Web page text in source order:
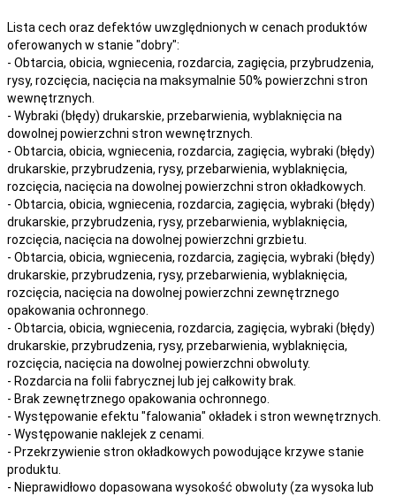
Lista cech oraz defektów uwzględnionych w cenach produktów
oferowanych w stanie "dobry":
- Obtarcia, obicia, wgniecenia, rozdarcia, zagięcia, przybrudzenia,
rysy, rozcięcia, nacięcia na maksymalnie 50% powierzchni stron
wewnętrznych.
- Wybraki (błędy) drukarskie, przebarwienia, wyblaknięcia na
dowolnej powierzchni stron wewnętrznych.
- Obtarcia, obicia, wgniecenia, rozdarcia, zagięcia, wybraki (błędy)
drukarskie, przybrudzenia, rysy, przebarwienia, wyblaknięcia,
rozcięcia, nacięcia na dowolnej powierzchni stron okładkowych.
- Obtarcia, obicia, wgniecenia, rozdarcia, zagięcia, wybraki (błędy)
drukarskie, przybrudzenia, rysy, przebarwienia, wyblaknięcia,
rozcięcia, nacięcia na dowolnej powierzchni grzbietu.
- Obtarcia, obicia, wgniecenia, rozdarcia, zagięcia, wybraki (błędy)
drukarskie, przybrudzenia, rysy, przebarwienia, wyblaknięcia,
rozcięcia, nacięcia na dowolnej powierzchni zewnętrznego
opakowania ochronnego.
- Obtarcia, obicia, wgniecenia, rozdarcia, zagięcia, wybraki (błędy)
drukarskie, przybrudzenia, rysy, przebarwienia, wyblaknięcia,
rozcięcia, nacięcia na dowolnej powierzchni obwoluty.
- Rozdarcia na folii fabrycznej lub jej całkowity brak.
- Brak zewnętrznego opakowania ochronnego.
- Występowanie efektu "falowania" okładek i stron wewnętrznych.
- Występowanie naklejek z cenami.
- Przekrzywienie stron okładkowych powodujące krzywe stanie
produktu.
- Nieprawidłowo dopasowana wysokość obwoluty (za wysoka lub